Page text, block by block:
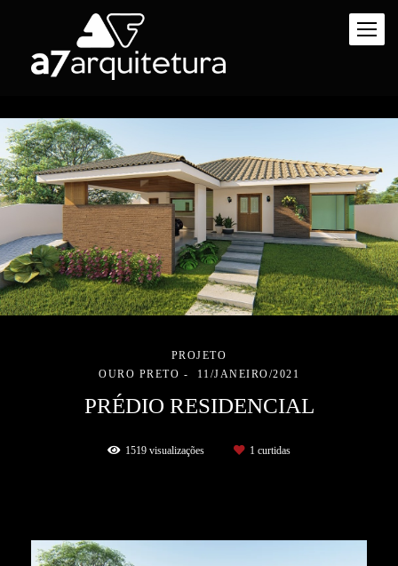
PROJETO
OURO PRETO
11/JANEIRO/2021
PRÉDIO RESIDENCIAL
1519 visualizações 1 curtidas